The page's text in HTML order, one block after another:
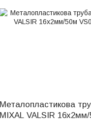
Металопластикова
MIXAL VALSIR